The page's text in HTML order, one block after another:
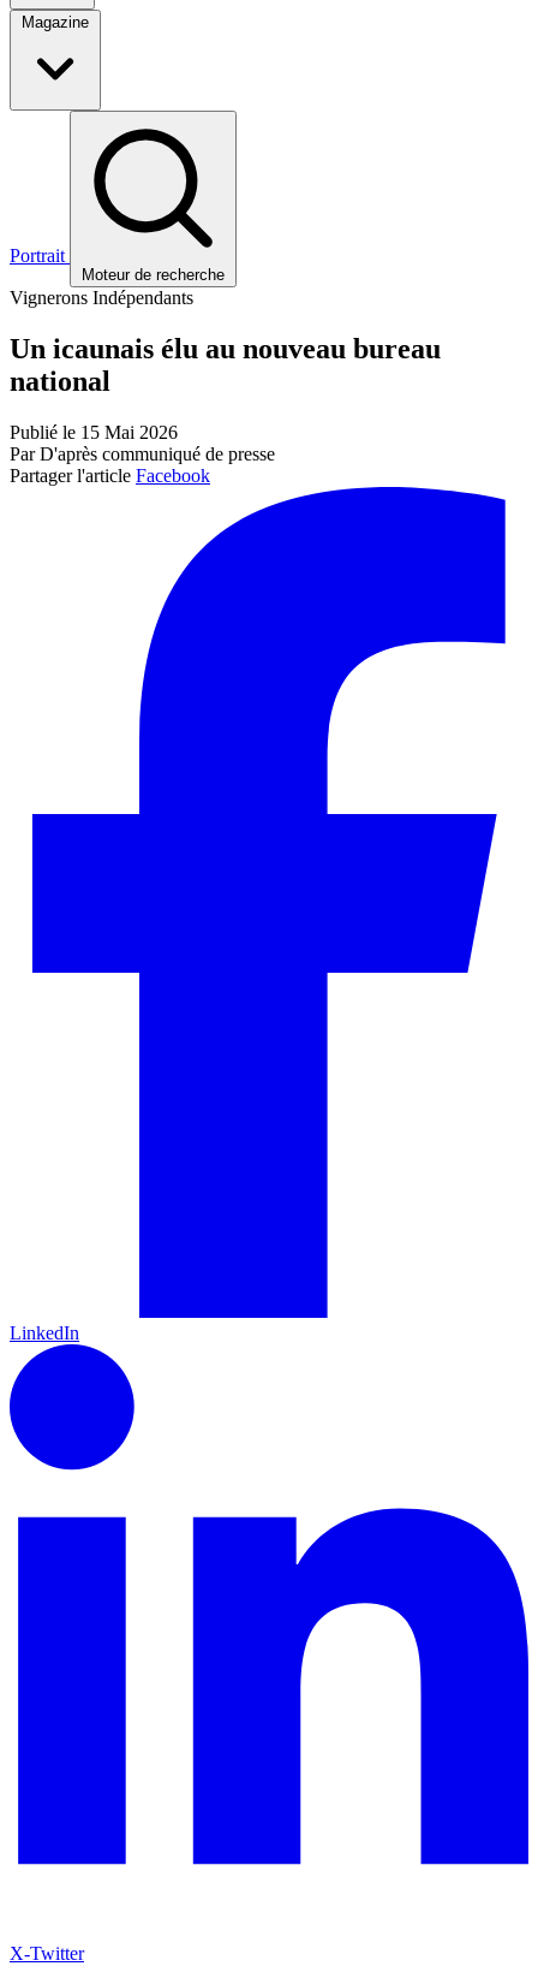
Magazine
Portrait
Moteur de recherche
Vignerons Indépendants
Un icaunais élu au nouveau bureau
national
Publié le 15 Mai 2026
Par D'après communiqué de presse
Partager l'article Facebook
LinkedIn
X-Twitter